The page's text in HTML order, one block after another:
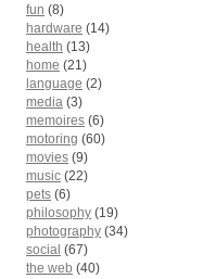
fun (8)
hardware (14)
health (13)
home (21)
language (2)
media (3)
memoires (6)
motoring (60)
movies (9)
music (22)
pets (6)
philosophy (19)
photography (34)
social (67)
the web (40)